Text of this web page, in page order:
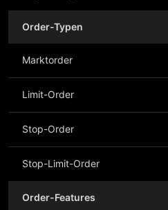
Order-Typen
Marktorder
Limit-Order
Stop-Order
Stop-Limit-Order
Order-Features